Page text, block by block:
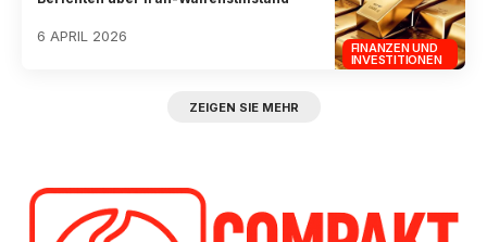
FINANZEN UND
INVESTITIONEN
6 APRIL 2026
ZEIGEN SIE MEHR